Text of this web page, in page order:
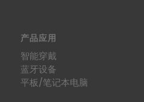
产品应用
智能穿戴
蓝牙设备
平板/笔记本电脑